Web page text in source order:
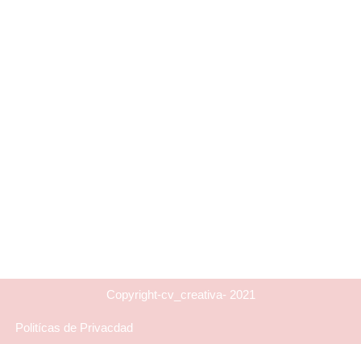
Copyright-cv_creativa- 2021
Politícas de Privacdad